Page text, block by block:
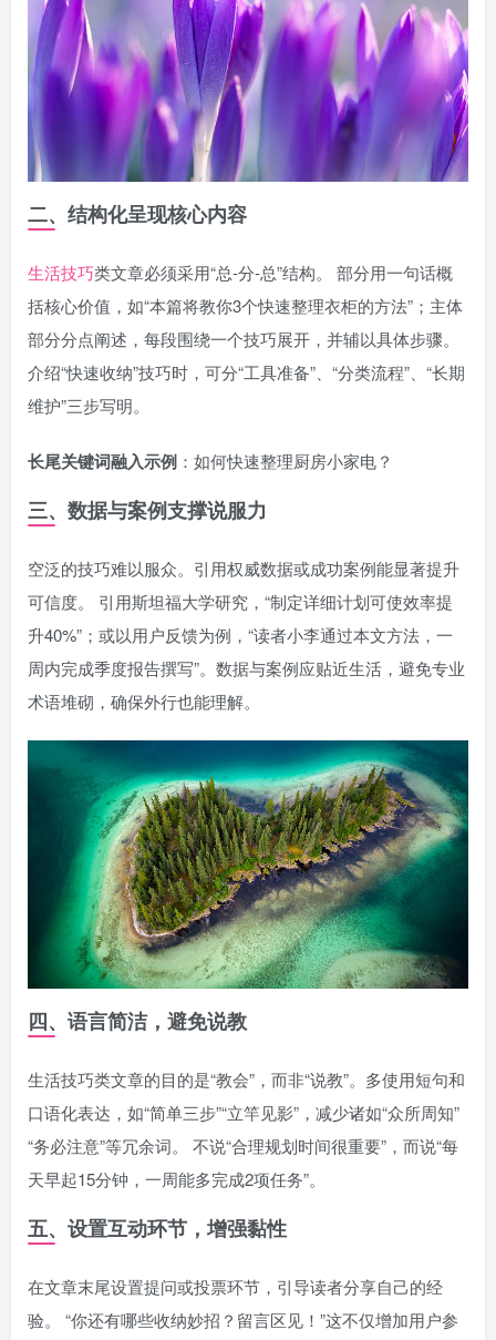
二、结构化呈现核心内容
生活技巧类文章必须采用“总-分-总”结构。 部分用一句话概
括核心价值，如“本篇将教你3个快速整理衣柜的方法”；主体
部分分点阐述，每段围绕一个技巧展开，并辅以具体步骤。
介绍“快速收纳”技巧时，可分“工具准备”、“分类流程”、“长期
维护”三步写明。
长尾关键词融入示例 ：如何快速整理厨房小家电？
三、数据与案例支撑说服力
空泛的技巧难以服众。引用权威数据或成功案例能显著提升
可信度。 引用斯坦福大学研究，“制定详细计划可使效率提
升40%”；或以用户反馈为例，“读者小李通过本文方法，一
周内完成季度报告撰写”。数据与案例应贴近生活，避免专业
术语堆砌，确保外行也能理解。
四、语言简洁，避免说教
生活技巧类文章的目的是“教会”，而非“说教”。多使用短句和
口语化表达，如“简单三步”“立竿见影”，减少诸如“众所周知”
“务必注意”等冗余词。 不说“合理规划时间很重要”，而说“每
天早起15分钟，一周能多完成2项任务”。
五、设置互动环节，增强黏性
在文章末尾设置提问或投票环节，引导读者分享自己的经
验。 “你还有哪些收纳妙招？留言区见！”这不仅增加用户参